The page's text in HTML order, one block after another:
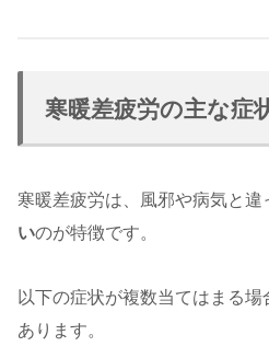
寒暖差疲労の主な症
寒暖差疲労は、風邪や病気と違
いのが特徴です。
以下の症状が複数当てはまる
あります。